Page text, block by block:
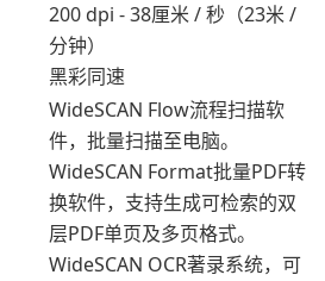
200 dpi - 38厘米 / 秒（23米 /
分钟）
黑彩同速
WideSCAN Flow流程扫描软
件，批量扫描至电脑。
WideSCAN Format批量PDF转
换软件，支持生成可检索的双
层PDF单页及多页格式。
WideSCAN OCR著录系统，可